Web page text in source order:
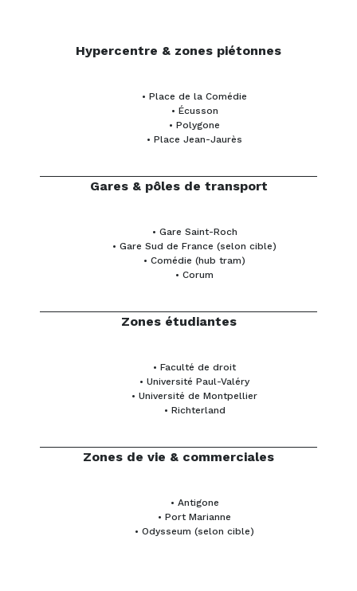
Hypercentre & zones piétonnes
• Place de la Comédie
• Écusson
• Polygone
• Place Jean-Jaurès
Gares & pôles de transport
• Gare Saint-Roch
• Gare Sud de France (selon cible)
• Comédie (hub tram)
• Corum
Zones étudiantes
• Faculté de droit
• Université Paul-Valéry
• Université de Montpellier
• Richterland
Zones de vie & commerciales
• Antigone
• Port Marianne
• Odysseum (selon cible)